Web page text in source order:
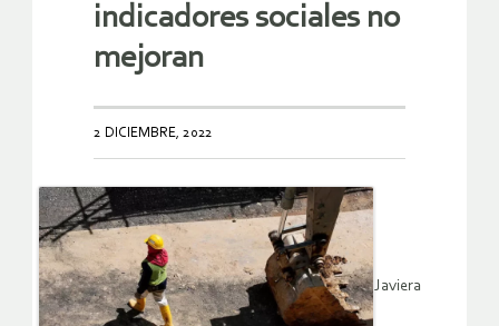
indicadores sociales no
mejoran
2 DICIEMBRE, 2022
Javiera